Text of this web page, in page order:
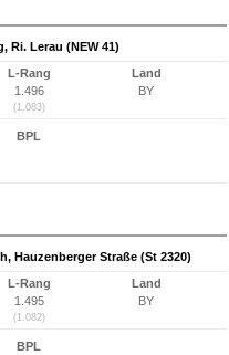
Ri. Lerau (NEW 41)
L-Rang
1.496
(1.083)
Land
BY
BPL
Hauzenberger Straße (St 2320)
L-Rang
1.495
(1.082)
Land
BY
BPL